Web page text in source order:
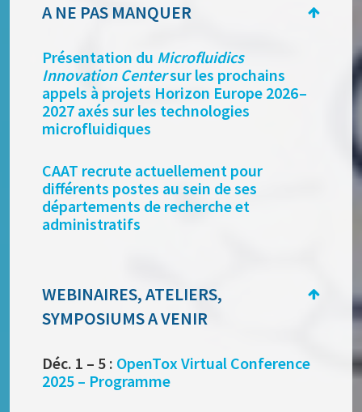
A NE PAS MANQUER
Présentation du Microfluidics
Innovation Centersur les prochains
appels à projets Horizon Europe 2026 –
2027 axés sur les technologies
microfluidiques
CAAT recrute actuellement pour
différents postes au sein de ses
départements de recherche et
administratifs
WEBINAIRES, ATELIERS,
SYMPOSIUMS A VENIR
Déc. 1 – 5 : OpenTox Virtual Conference
2025 – Programme